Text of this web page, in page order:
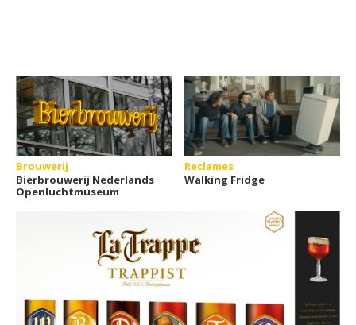
Brouwerij
Bierbrouwerij Nederlands
Openluchtmuseum
Reclames
Walking Fridge